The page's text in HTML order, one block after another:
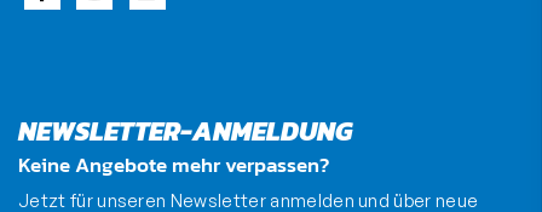
NEWSLETTER-ANMELDUNG
Keine Angebote mehr verpassen?
Jetzt für unseren Newsletter anmelden und über neue